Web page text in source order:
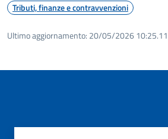
Tributi, finanze e contravvenzioni
Ultimo aggiornamento: 20/05/2026 10:25.11